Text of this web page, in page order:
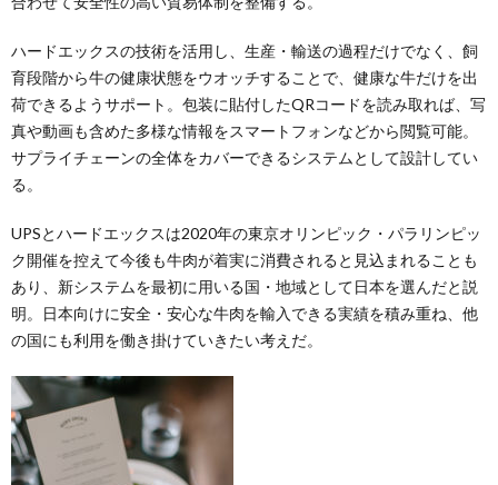
ハードエックスの技術を活用し、生産・輸送の過程だけでなく、飼
育段階から牛の健康状態をウオッチすることで、健康な牛だけを出
荷できるようサポート。包装に貼付したQRコードを読み取れば、写
真や動画も含めた多様な情報をスマートフォンなどから閲覧可能。
サプライチェーンの全体をカバーできるシステムとして設計してい
る。
UPSとハードエックスは2020年の東京オリンピック・パラリンピッ
ク開催を控えて今後も牛肉が着実に消費されると見込まれることも
あり、新システムを最初に用いる国・地域として日本を選んだと説
明。日本向けに安全・安心な牛肉を輸入できる実績を積み重ね、他
の国にも利用を働き掛けていきたい考えだ。